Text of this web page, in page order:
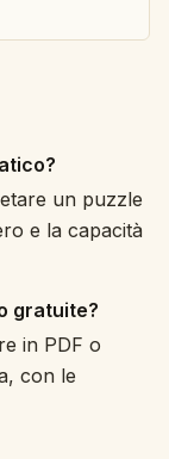
un puzzle
e la capacità
gratuite?
in PDF o
con le